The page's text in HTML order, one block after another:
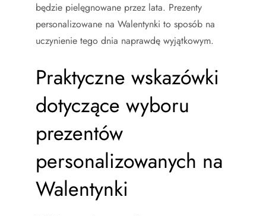
będzie pielęgnowane przez lata. Prezenty
personalizowane na Walentynki to sposób na
uczynienie tego dnia naprawdę wyjątkowym.
Praktyczne wskazówki
dotyczące wyboru
prezentów
personalizowanych na
Walentynki